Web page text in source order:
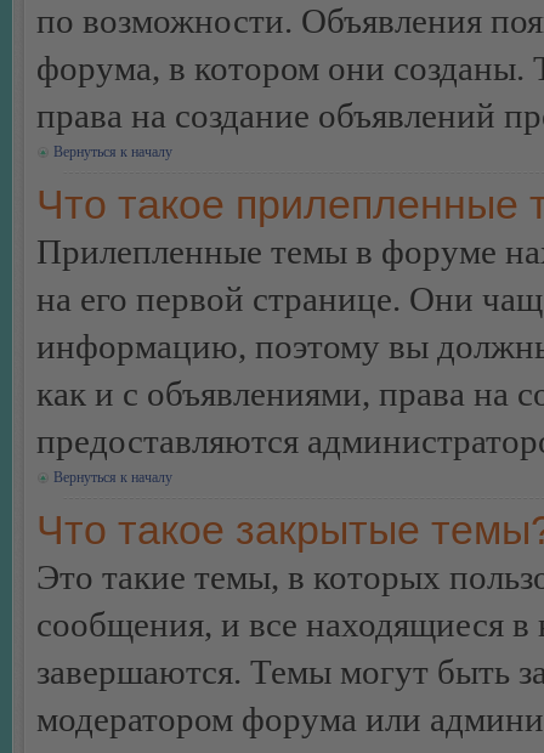
по возможности. Объявления
форума, в котором они
права на создание объявлений
Вернуться к началу
Что такое прилепленные
Прилепленные темы в форуме
на его первой странице. Они
информацию, поэтому вы
как и с объявлениями, права на
предоставляются
Вернуться к началу
Что такое закрытые
Это такие темы, в которых
сообщения, и все находящиеся
завершаются. Темы могут быть
модератором форума или